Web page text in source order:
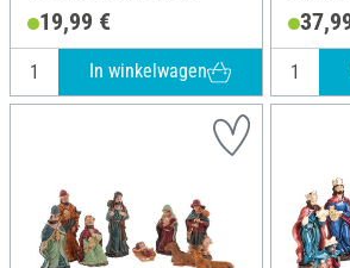
19,99 €
In winkelwagen